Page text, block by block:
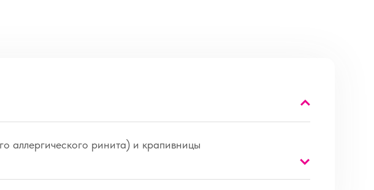
аллергического ринита) и крапивницы